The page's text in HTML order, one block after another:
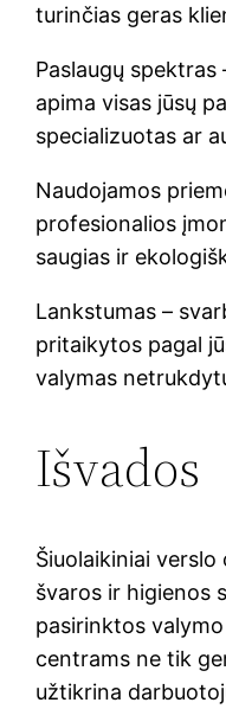
turinčias geras
Paslaugų
apima visas jūsų
specializuotas ar
Naudojamos
profesionalios
saugias ir
Lankstumas –
pritaikytos pagal
valymas
Išvados
Šiuolaikiniai
švaros ir higienos
pasirinktos
centrams ne tik
užtikrina